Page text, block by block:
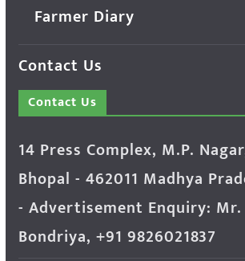
Farmer Diary
Contact Us
Contact Us
14 Press Complex, M.P.
Bhopal - 462011 Madhya
- Advertisement Enquiry: Mr.
Bondriya, +91 9826021837